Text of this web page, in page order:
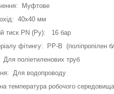
Муфтове
40х40 мм
тиск PN (Ру): 16 бар
фітингу: PP-В (поліпропілен
Для поліетиленових труб
Для водопроводу
температура робочого